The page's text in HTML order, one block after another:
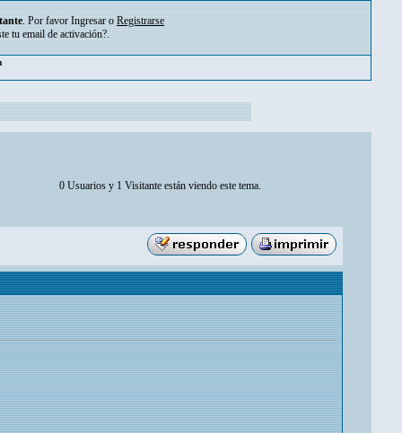
. Por favor Ingresar o Registrarse
tu email de activación?.
0 Usuarios y 1 Visitante están viendo este tema.